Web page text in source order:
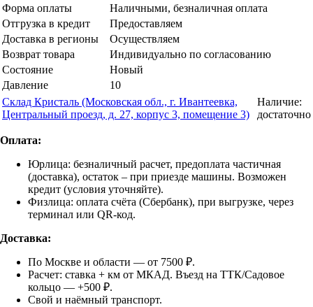
Форма оплаты
Наличными, безналичная оплата
Отгрузка в кредит
Предоставляем
Доставка в регионы
Осуществляем
Возврат товара
Индивидуально по согласованию
Состояние
Новый
Давление
10
Склад Кристаль (Московская обл., г. Ивантеевка,
Центральный проезд, д. 27, корпус 3, помещение 3)
Наличие:
достаточно
Оплата:
Юрлица: безналичный расчет, предоплата частичная
(доставка), остаток – при приезде машины. Возможен
кредит (условия уточняйте).
Физлица: оплата счёта (Сбербанк), при выгрузке, через
терминал или QR-код.
Доставка:
По Москве и области — от 7500 ₽.
Расчет: ставка + км от МКАД. Въезд на ТТК/Садовое
кольцо — +500 ₽.
Свой и наёмный транспорт.